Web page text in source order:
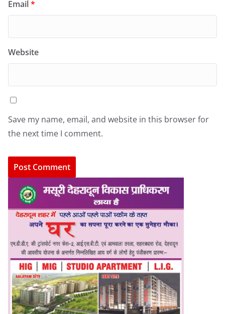
Email*
Website
Save my name, email, and website in this browser for
the next time I comment.